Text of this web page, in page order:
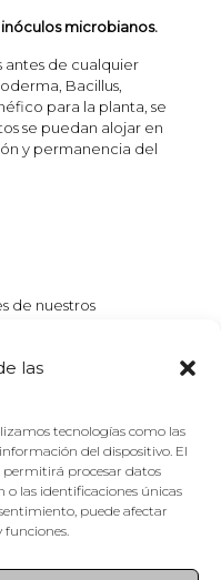
las
tecnologías como las
del dispositivo. El
permitirá procesar datos
las identificaciones únicas
puede afectar
funciones.
microbianos.
antes de cualquier
Bacillus,
para la planta, se
se puedan alojar en
y permanencia del
de nuestros
sabor, más tiempo de
y vitamínica.
que se consigue
la salud y ser
plaga.